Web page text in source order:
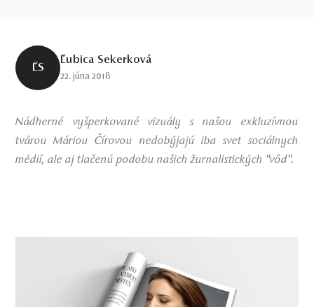
ĽS
Ľubica Sekerková
22. júna 2018
Nádherné vyšperkované vizuály s našou exkluzívnou
tvárou Máriou Čírovou nedobýjajú iba svet sociálnych
médií, ale aj tlačenú podobu našich žurnalistických "vôd".